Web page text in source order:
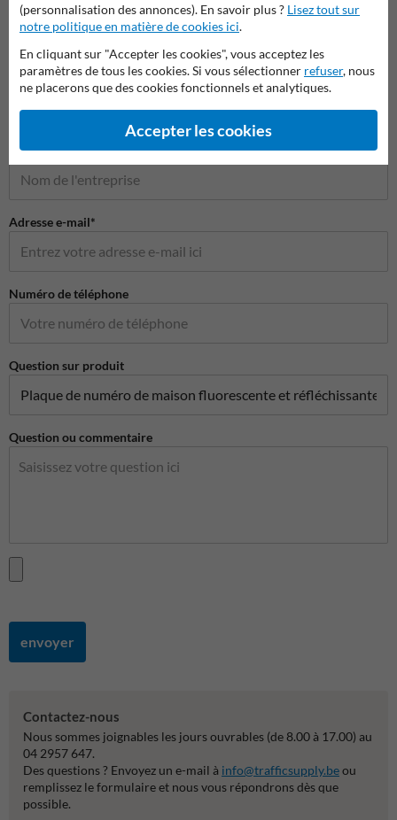
Poser votre question à NumeroMaison.be
Nom*
Nom de l'entreprise
Adresse e-mail*
Numéro de téléphone
Question sur produit
Question ou commentaire
envoyer
Contactez-nous
Nous sommes joignables les jours ouvrables (de 8.00 à 17.00) au
04 2957 647.
Des questions ? Envoyez un e-mail à info@trafficsupply.beou
remplissez le formulaire et nous vous répondrons dès que
possible.
(personnalisation des annonces). En savoir plus ? Lisez tout sur
notre politique en matière de cookies ici.
En cliquant sur "Accepter les cookies", vous acceptez les
paramètres de tous les cookies. Si vous sélectionner refuser, nous
ne placerons que des cookies fonctionnels et analytiques.
Accepter les cookies